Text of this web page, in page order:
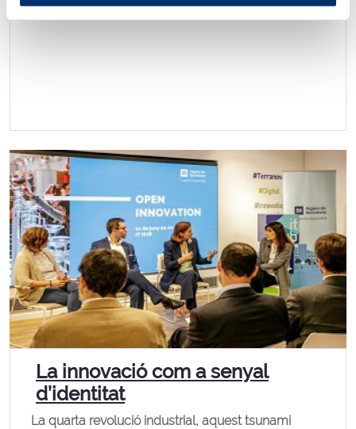
La innovació com a senyal
d’identitat
La quarta revolució industrial, aquest tsunami